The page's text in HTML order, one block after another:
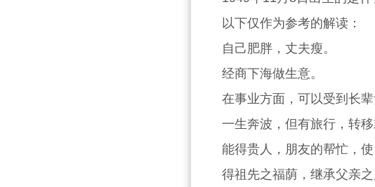
以下仅作为参考的解读：
自己肥胖，丈夫瘦。
经商下海做生意。
在事业方面，可以受到长辈
一生奔波，但有旅行，转移
能得贵人，朋友的帮忙，使
得祖先之福荫，继承父亲之